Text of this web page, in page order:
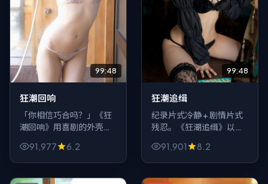
99:48
狂潮回响
「你相信巧合吗？」《狂
潮回响》用喜剧的外壳抛
断裂、记忆互相打架，谁
还配谈真相？适合喜欢慢
91,977 6.2
99:48
狂潮追缉
纪录片式冷静 + 剧情片式
残忍。《狂潮追缉》以
大陆一隅的普通人如何在
爱情叙事里被系统与私念
91,901 8.2